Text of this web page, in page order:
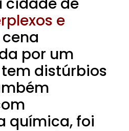
cidade de
e
cena
por um
distúrbios
química, foi